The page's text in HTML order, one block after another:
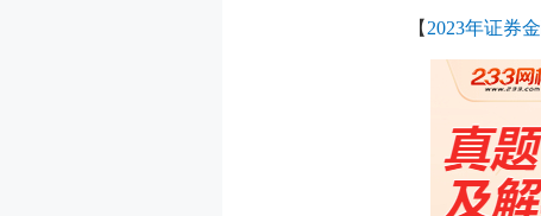
【 2023年证券